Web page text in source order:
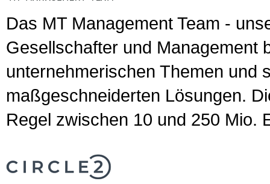
Das MT Management Team -
Gesellschafter und Management
unternehmerischen Themen und
maßgeschneiderten Lösungen.
Regel zwischen 10 und 250 Mio.